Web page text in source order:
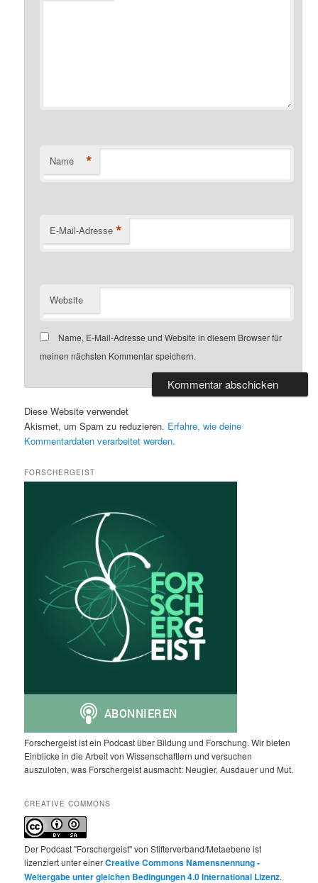
Name *
E-Mail-Adresse *
Website
Name, E-Mail-Adresse und Website in diesem Browser für
meinen nächsten Kommentar speichern.
Diese Website verwendet
Akismet, um Spam zu reduzieren. Erfahre, wie deine
Kommentardaten verarbeitet werden.
FORSCHERGEIST
Forschergeist ist ein Podcast über Bildung und Forschung. Wir bieten
Einblicke in die Arbeit von Wissenschaftlern und versuchen
auszuloten, was Forschergeist ausmacht: Neugier, Ausdauer und Mut.
CREATIVE COMMONS
Der Podcast "Forschergeist" von Stifterverband/Metaebene ist
lizenziert unter einerCreative Commons Namensnennung -
Weitergabe unter gleichen Bedingungen 4.0 International Lizenz.